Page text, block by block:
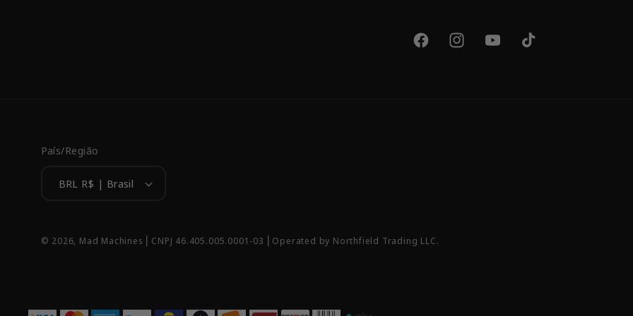
FacebookInstagramYouTubeTikTok
País/Região
BRL R$ | Brasil
© 2026, Mad Machines ⎢CNPJ 46.405.005.0001-03 ⎢Operated by Northfield Trading LLC.